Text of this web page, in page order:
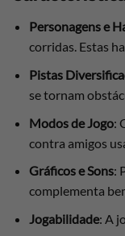
Personagens e
corridas. Estas
Pistas
se tornam
Modos de Jogo:
contra amigos
Gráficos e Sons:
complementa
Jogabilidade: A